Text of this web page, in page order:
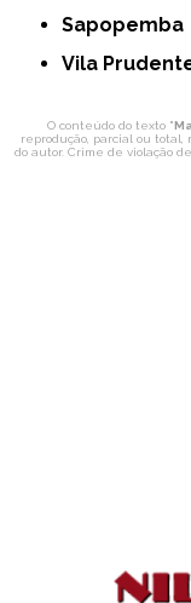
Sapopemba
Vila
O conteúdo do texto "
reprodução, parcial ou total,
do autor. Crime de violação